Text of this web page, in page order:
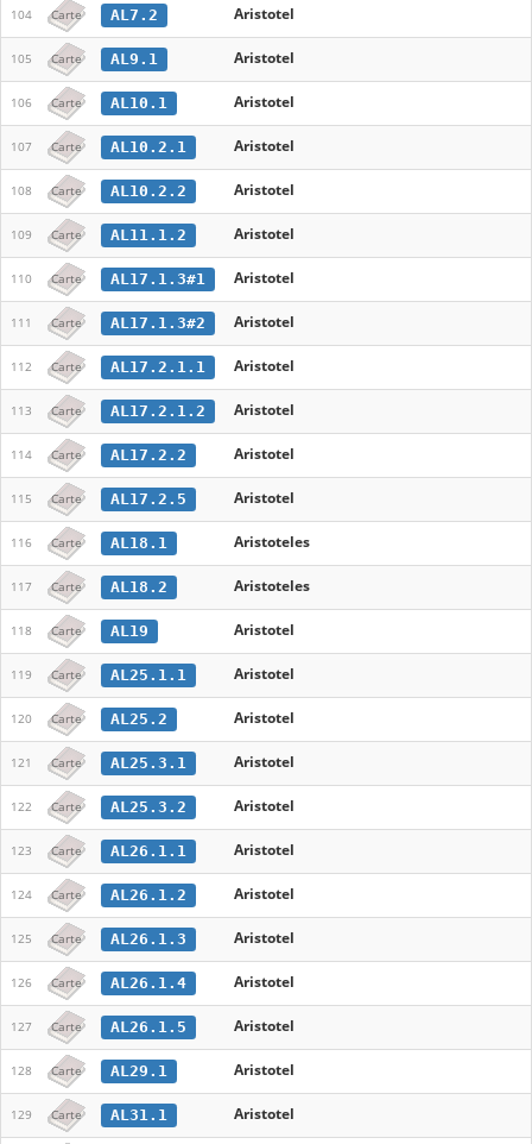
104 Carte AL7.2 Aristotel
105 Carte AL9.1 Aristotel
106 Carte AL10.1 Aristotel
107 Carte AL10.2.1 Aristotel
108 Carte AL10.2.2 Aristotel
109 Carte AL11.1.2 Aristotel
110 Carte AL17.1.3#1 Aristotel
111 Carte AL17.1.3#2 Aristotel
112 Carte AL17.2.1.1 Aristotel
113 Carte AL17.2.1.2 Aristotel
114 Carte AL17.2.2 Aristotel
115 Carte AL17.2.5 Aristotel
116 Carte AL18.1 Aristoteles
117 Carte AL18.2 Aristoteles
118 Carte AL19 Aristotel
119 Carte AL25.1.1 Aristotel
120 Carte AL25.2 Aristotel
121 Carte AL25.3.1 Aristotel
122 Carte AL25.3.2 Aristotel
123 Carte AL26.1.1 Aristotel
124 Carte AL26.1.2 Aristotel
125 Carte AL26.1.3 Aristotel
126 Carte AL26.1.4 Aristotel
127 Carte AL26.1.5 Aristotel
128 Carte AL29.1 Aristotel
129 Carte AL31.1 Aristotel